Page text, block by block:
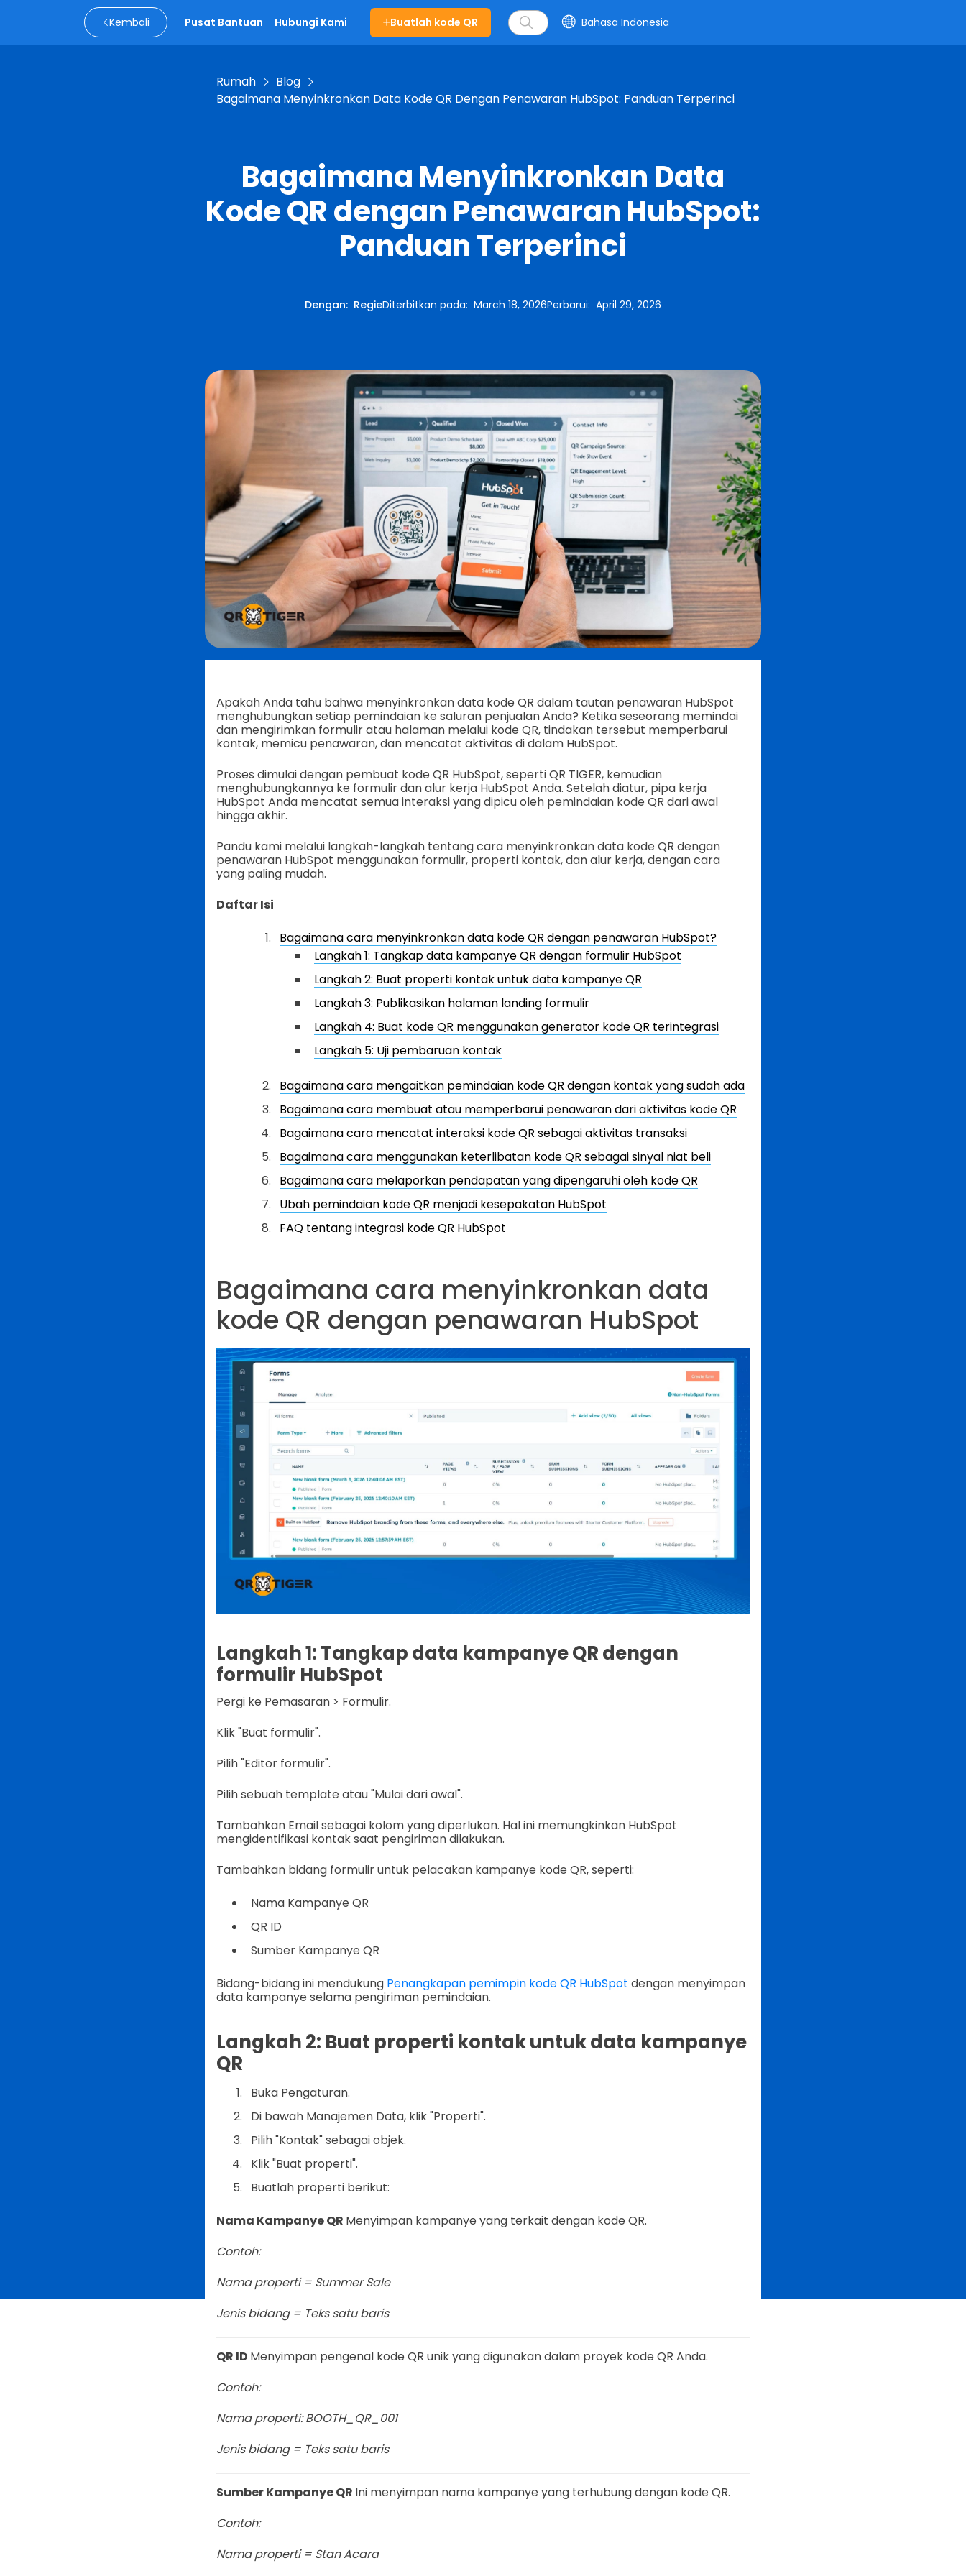
Kembali Pusat Bantuan Hubungi Kami Buatlah kode QR Bahasa Indonesia
Rumah
Blog
Bagaimana Menyinkronkan Data Kode QR Dengan Penawaran HubSpot: Panduan Terperinci
Bagaimana Menyinkronkan Data
Kode QR dengan Penawaran HubSpot:
Panduan Terperinci
Dengan: RegieDiterbitkan pada: March 18, 2026Perbarui: April 29, 2026
Apakah Anda tahu bahwa menyinkronkan data kode QR dalam tautan penawaran HubSpot
menghubungkan setiap pemindaian ke saluran penjualan Anda? Ketika seseorang memindai
dan mengirimkan formulir atau halaman melalui kode QR, tindakan tersebut memperbarui
kontak, memicu penawaran, dan mencatat aktivitas di dalam HubSpot.
Proses dimulai dengan pembuat kode QR HubSpot, seperti QR TIGER, kemudian
menghubungkannya ke formulir dan alur kerja HubSpot Anda. Setelah diatur, pipa kerja
HubSpot Anda mencatat semua interaksi yang dipicu oleh pemindaian kode QR dari awal
hingga akhir.
Pandu kami melalui langkah-langkah tentang cara menyinkronkan data kode QR dengan
penawaran HubSpot menggunakan formulir, properti kontak, dan alur kerja, dengan cara
yang paling mudah.
Daftar Isi
Bagaimana cara menyinkronkan data kode QR dengan penawaran HubSpot?
Langkah 1: Tangkap data kampanye QR dengan formulir HubSpot
Langkah 2: Buat properti kontak untuk data kampanye QR
Langkah 3: Publikasikan halaman landing formulir
Langkah 4: Buat kode QR menggunakan generator kode QR terintegrasi
Langkah 5: Uji pembaruan kontak
Bagaimana cara mengaitkan pemindaian kode QR dengan kontak yang sudah ada
Bagaimana cara membuat atau memperbarui penawaran dari aktivitas kode QR
Bagaimana cara mencatat interaksi kode QR sebagai aktivitas transaksi
Bagaimana cara menggunakan keterlibatan kode QR sebagai sinyal niat beli
Bagaimana cara melaporkan pendapatan yang dipengaruhi oleh kode QR
Ubah pemindaian kode QR menjadi kesepakatan HubSpot
FAQ tentang integrasi kode QR HubSpot
Bagaimana cara menyinkronkan data
kode QR dengan penawaran HubSpot
Langkah 1: Tangkap data kampanye QR dengan
formulir HubSpot
Pergi ke Pemasaran > Formulir.
Klik "Buat formulir".
Pilih "Editor formulir".
Pilih sebuah template atau "Mulai dari awal".
Tambahkan Email sebagai kolom yang diperlukan. Hal ini memungkinkan HubSpot
mengidentifikasi kontak saat pengiriman dilakukan.
Tambahkan bidang formulir untuk pelacakan kampanye kode QR, seperti:
Nama Kampanye QR
QR ID
Sumber Kampanye QR
Bidang-bidang ini mendukung Penangkapan pemimpin kode QR HubSpot dengan menyimpan
data kampanye selama pengiriman pemindaian.
Langkah 2: Buat properti kontak untuk data kampanye
QR
Buka Pengaturan.
Di bawah Manajemen Data, klik "Properti".
Pilih "Kontak" sebagai objek.
Klik "Buat properti".
Buatlah properti berikut:
Nama Kampanye QR Menyimpan kampanye yang terkait dengan kode QR.
Contoh:
Nama properti = Summer Sale
Jenis bidang = Teks satu baris
QR ID Menyimpan pengenal kode QR unik yang digunakan dalam proyek kode QR Anda.
Contoh:
Nama properti: BOOTH_QR_001
Jenis bidang = Teks satu baris
Sumber Kampanye QR Ini menyimpan nama kampanye yang terhubung dengan kode QR.
Contoh:
Nama properti = Stan Acara